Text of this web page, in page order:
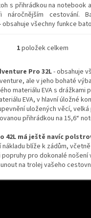
s přihrádkou na notebook
cestování.
obsahuje všechny funkce
O
l
á
d
a
c
í
r
v
k
y
ý
1položek celkem
Pro 32L- obsahuje
ale v jeho bohaté
materiálu EVA s drážkami
EVA, v hlavní úložné
uložených věcí, velká
přihrádkou na 15,6“
42L má ještě navíc
blíže k zádům,
pro dokonalé nošení
na trolej vašeho